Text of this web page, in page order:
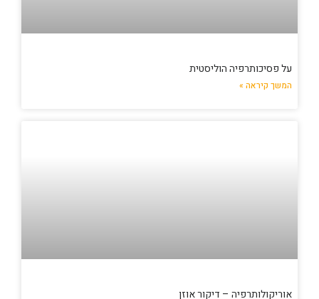
על פסיכותרפיה הוליסטית
המשך קיראה »
אוריקולותרפיה – דיקור אוזן